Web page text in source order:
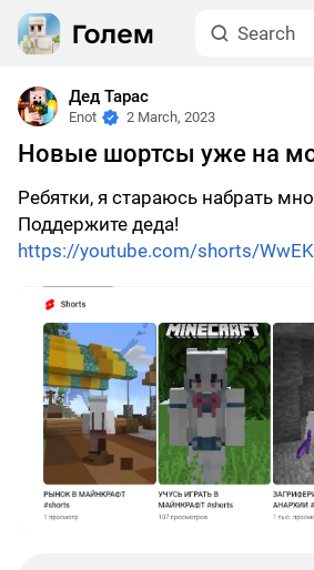
Дед Тарас
Enot 2 March, 2023
Новые шортсы уже на
Ребятки, я стараюсь набрать
Поддержите деда!
https://youtube.com/shorts/